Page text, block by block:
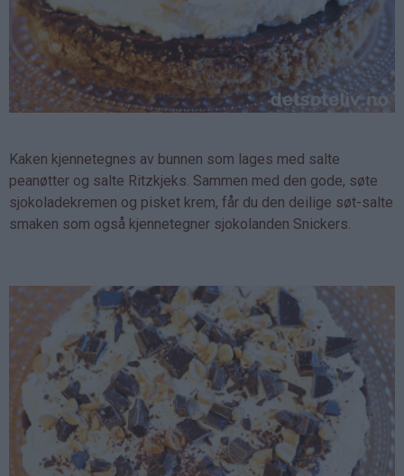
Kaken kjennetegnes av bunnen som lages med salte
peanøtter og salte Ritzkjeks. Sammen med den gode, søte
sjokoladekremen og pisket krem, får du den deilige søt-salte
smaken som også kjennetegner sjokolanden Snickers.